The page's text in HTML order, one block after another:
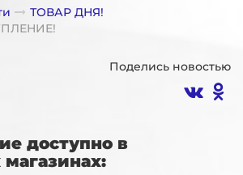
ТОВАР ДНЯ!
Поделись новостью
доступно в